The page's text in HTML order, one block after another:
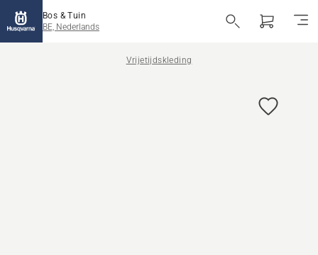
Bos & Tuin
BE, Nederlands
Vrijetijdskleding